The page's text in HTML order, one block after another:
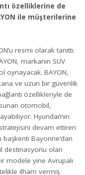
özelliklerine de
ile müşterilerine
resmi olarak tanıttı.
markanın SUV
oynayacak. BAYON,
ve uzun bir güvenlik
özellikleriyle de
otomobil,
Hyundai’nin
devam ettiren
başkenti Bayonne’dan
destinasyonu olan
modele yine Avrupalı
ilham vermiş